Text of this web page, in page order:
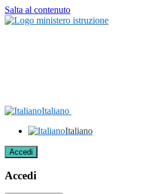
Salta al contenuto
Italiano
Italiano
Accedi
Accedi